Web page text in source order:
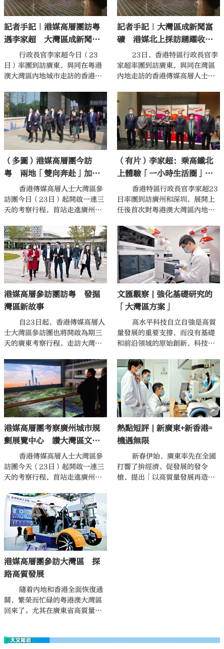
道」等頗具港澳特色的標識牌指
引下，走進一個個港澳青年的辦
公空間，仔細了解在此落地的香
港創業項目。
記者手記｜港媒高層團訪粵
遇李家超 大灣區成新聞富
行政長官李家超今日（23
日）率團到訪廣東，與同在粵港
澳大灣區內地城市走訪的香港傳
敘後，在廣州接受傳媒集中採
訪。
記者手記｜大灣區成新聞富
礦 港媒北上採訪踴躍收穫
頗豐23日，香港特區行政長官李
家超率團到訪廣東，與同在灣區
內地走訪的香港傳媒高層人士大
州接受傳媒集中採訪。
（多圖）港媒高層團今訪
粵 兩地「雙向奔赴」加速
升溫香港傳媒高層人士大灣區參
訪團今日（23日）起開啟一連三
天的考察行程，首站走進廣州，
（有片）李家超：乘高鐵北
上體驗「一小時生活圈」
多領域深化粵港合作
香港特區行政長官李家超23
日率團到訪廣州和深圳，展開上
任後首次對粵港澳大灣區內地城
媒時表示，上午與廣東省委書記
黃坤明會面，就粵港合作推進大
灣區高質量發展交換意見，雙方
認為粵港合作空間無限，尤其是
人才流動、人員培訓和教育、科
技和創新應用、金融發展等領
域。
港媒高層參訪團訪粵 發掘
灣區新故事
自23日起，香港傳媒高層人
士大灣區參訪團也將開啟為期三
天的廣東考察行程，走訪大灣區
港澳青創基地、創新中心、科技
企業等地進行實地考察，了解廣
東高質量發展過程中所蘊含的香
港機遇，冀望借助考察機會，推
動兩地交流合作，講好協同創
新、互利共贏的灣區故事。
文匯觀察 | 強化基礎研究的
「大灣區方案」
高水平科技自立自強是高質
量發展的重要支撐，而沒有基礎
和前沿領域的原始創新，科技創
域領先，誰就掌握了高科技領域
的話語權。只有啃下「從0到1」
的硬骨頭，才會迎來「從1到10
0」的井噴式發展。由此來看，強
化基礎研究的重要性不言而喻。
港媒高層團考察廣州城市規
劃展覽中心 讚大灣區文化
同源香港傳媒高層人士大灣區參
訪團今天（23日）起開啟一連三
天的考察行程，首站走進廣州，
熱點短評 | 新廣東+新香港=
機遇無限
新春伊始，廣東率先在全國
打響了拚經濟、促發展的發令
槍，提出「以高質量發展再造一
港媒高層團參訪大灣區 探
路高質發展
隨着內地和香港全面恢復通
關，繁榮而忙碌的粵港澳大灣區
回來了。尤其在廣東省高質量發
業之間、政府部門之間的「雙向